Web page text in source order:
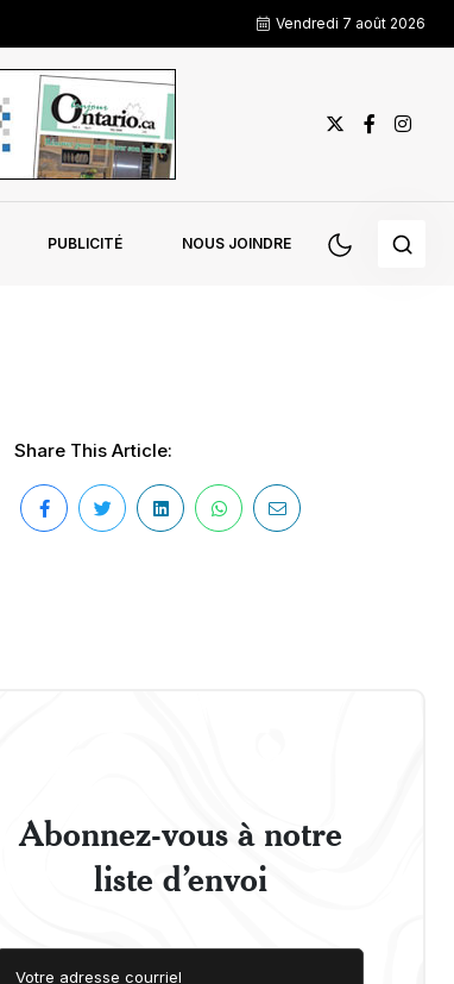
Vendredi 7 août 2026
PUBLICITÉ NOUS JOINDRE
Share This Article:
Abonnez-vous à notre
liste d’envoi